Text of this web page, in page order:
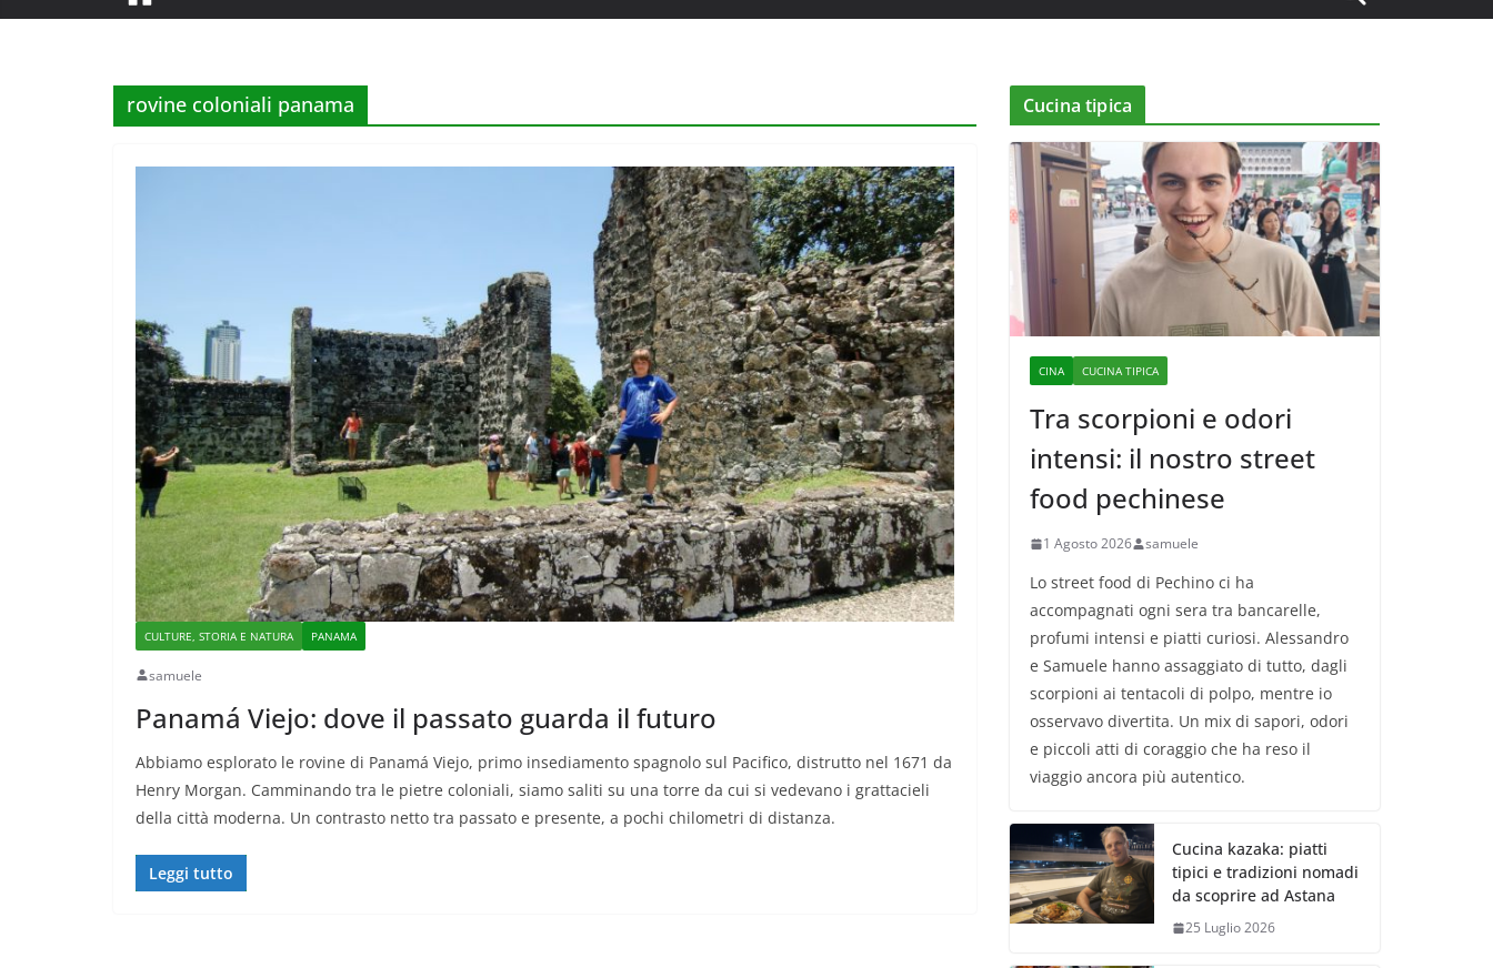
rovine coloniali panama
CULTURE, STORIA E NATURA PANAMA
samuele
Panamá Viejo: dove il passato guarda il futuro
Abbiamo esplorato le rovine di Panamá Viejo, primo insediamento spagnolo sul Pacifico, distrutto nel 1671 da
Henry Morgan. Camminando tra le pietre coloniali, siamo saliti su una torre da cui si vedevano i grattacieli
della città moderna. Un contrasto netto tra passato e presente, a pochi chilometri di distanza.
Leggi tutto
Cucina tipica
CINA CUCINA TIPICA
Tra scorpioni e odori
intensi: il nostro street
food pechinese
1 Agosto 2026 samuele
Lo street food di Pechino ci ha
accompagnati ogni sera tra bancarelle,
profumi intensi e piatti curiosi. Alessandro
e Samuele hanno assaggiato di tutto, dagli
scorpioni ai tentacoli di polpo, mentre io
osservavo divertita. Un mix di sapori, odori
e piccoli atti di coraggio che ha reso il
viaggio ancora più autentico.
Cucina kazaka: piatti
tipici e tradizioni nomadi
da scoprire ad Astana
25 Luglio 2026